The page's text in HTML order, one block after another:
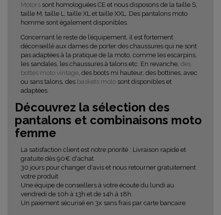
Motors sont homologuées CE et nous disposons de la taille S,
taille M, taille L, taille XL et taille XXL. Des pantalons moto
homme sont également disponibles.
Concernant le reste de l’équipement, il est fortement
déconseillé aux dames de porter des chaussures qui ne sont
pas adaptées à la pratique de la moto, comme les escarpins,
les sandales, les chaussures à talons etc. En revanche, des
bottes moto vintage , des boots mi hauteur, des bottines, avec
ou sans talons, des baskets moto sont disponibles et
adaptées.
Découvrez la sélection des
pantalons et combinaisons moto
femme
La satisfaction client est notre priorité : Livraison rapide et
gratuite dès 90€ d'achat
30 jours pour changer d'avis et nous retourner gratuitement
votre produit
Une équipe de conseillers à votre écoute du lundi au
vendredi de 10h à 13h et de 14h à 18h.
Un paiement sécurisé en 3x sans frais par carte bancaire